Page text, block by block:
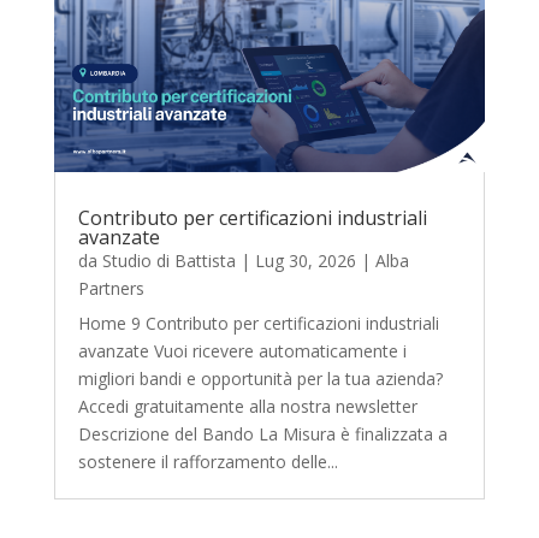
Contributo per certificazioni industriali
avanzate
da Studio di Battista | Lug 30, 2026 | Alba
Partners
Home 9 Contributo per certificazioni industriali
avanzate Vuoi ricevere automaticamente i
migliori bandi e opportunità per la tua azienda?
Accedi gratuitamente alla nostra newsletter
Descrizione del Bando La Misura è finalizzata a
sostenere il rafforzamento delle...